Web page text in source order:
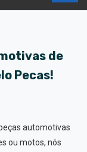
de
Pecas!
automotivas
ou motos, nós